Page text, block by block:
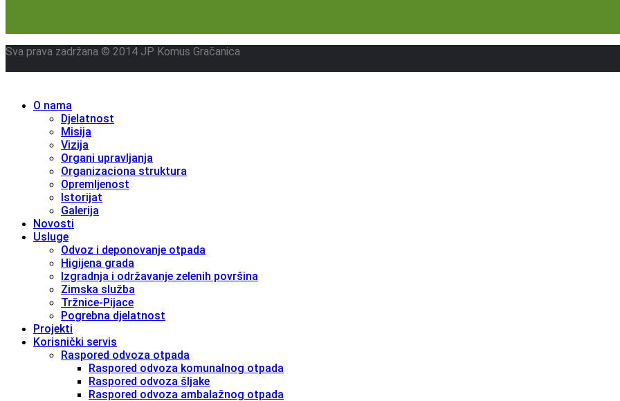
Sva prava zadržana © 2014 JP Komus Gračanica
O nama
Djelatnost
Misija
Vizija
Organi upravljanja
Organizaciona struktura
Opremljenost
Istorijat
Galerija
Novosti
Usluge
Odvoz i deponovanje otpada
Higijena grada
Izgradnja i održavanje zelenih površina
Zimska služba
Tržnice-Pijace
Pogrebna djelatnost
Projekti
Korisnički servis
Raspored odvoza otpada
Raspored odvoza komunalnog otpada
Raspored odvoza šljake
Raspored odvoza ambalažnog otpada